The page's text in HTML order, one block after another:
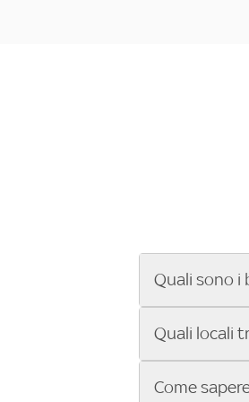
Quali sono i
Se cerchi un
ENILIVE, la
Sky Bar ti
Quali locali
Vuoi sapere
Come